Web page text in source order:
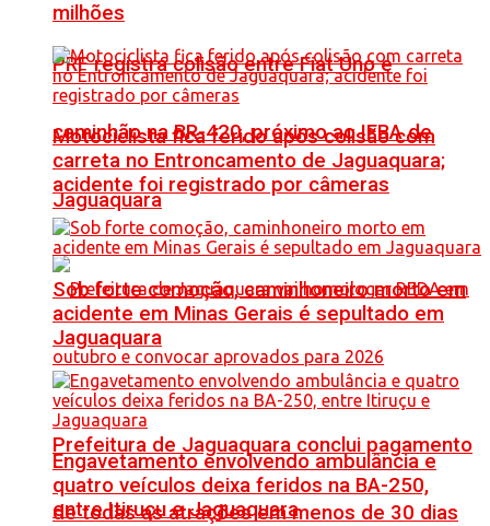
PRF registra colisão entre Fiat Uno e
caminhão na BR-420, próximo ao IFBA de
Jaguaquara
Prefeitura de Jaguaquara conclui pagamento
de todas as atrações em menos de 30 dias
milhões
Motociclista fica ferido após colisão com
carreta no Entroncamento de Jaguaquara;
acidente foi registrado por câmeras
Sob forte comoção, caminhoneiro morto em
acidente em Minas Gerais é sepultado em
Jaguaquara
Engavetamento envolvendo ambulância e
quatro veículos deixa feridos na BA-250,
entre Itiruçu e Jaguaquara